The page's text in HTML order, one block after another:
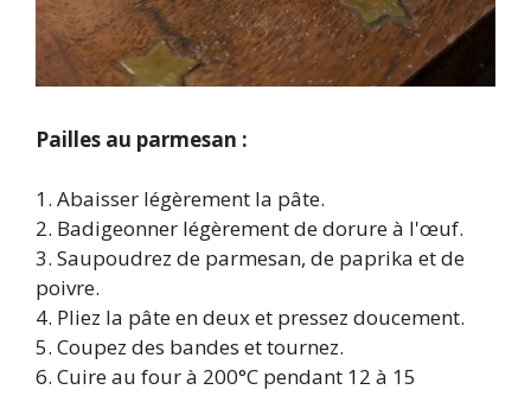
Pailles au parmesan :
1. Abaisser légèrement la pâte.
2. Badigeonner légèrement de dorure à l'œuf.
3. Saupoudrez de parmesan, de paprika et de
poivre.
4. Pliez la pâte en deux et pressez doucement.
5. Coupez des bandes et tournez.
6. Cuire au four à 200°C pendant 12 à 15